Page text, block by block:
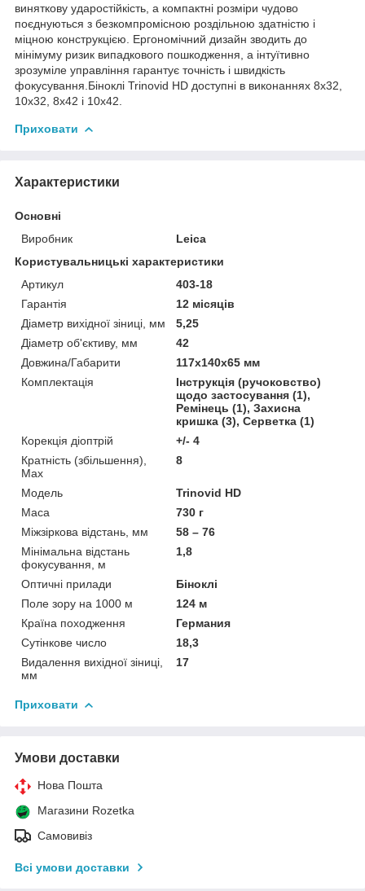
виняткову ударостійкість, а компактні розміри чудово
поєднуються з безкомпромісною роздільною здатністю і
міцною конструкцією. Ергономічний дизайн зводить до
мінімуму ризик випадкового пошкодження, а інтуїтивно
зрозуміле управління гарантує точність і швидкість
фокусування.Біноклі Trinovid HD доступні в виконаннях 8x32,
10x32, 8x42 і 10x42.
Приховати
Характеристики
Основні
Виробник
Leica
Користувальницькі характеристики
Артикул
403-18
Гарантія
12 місяців
Діаметр вихідної зіниці, мм
5,25
Діаметр об'єктиву, мм
42
Довжина/Габарити
117x140x65 мм
Комплектація
Інструкція (ручоковство)
щодо застосування (1),
Ремінець (1), Захисна
кришка (3), Серветка (1)
Корекція діоптрій
+/- 4
Кратність (збільшення),
Max
8
Мoдель
Trinovid HD
Маса
730 г
Міжзіркова відстань, мм
58 – 76
Мінімальна відстань
фокусування, м
1,8
Оптичні прилади
Біноклі
Поле зору на 1000 м
124 м
Країна походження
Германия
Сутінкове число
18,3
Видалення вихідної зіниці,
мм
17
Приховати
Умови доставки
Нова Пошта
Магазини Rozetka
Самовивіз
Всі умови доставки